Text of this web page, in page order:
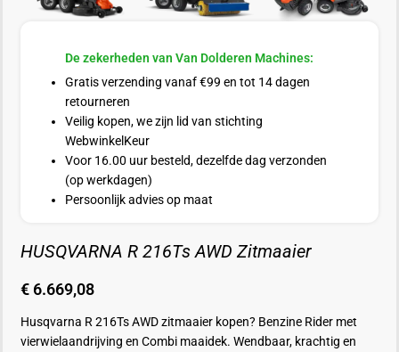
De zekerheden van Van Dolderen Machines:
Gratis verzending vanaf €99 en tot 14 dagen
retourneren
Veilig kopen, we zijn lid van stichting
WebwinkelKeur
Voor 16.00 uur besteld, dezelfde dag verzonden
(op werkdagen)
Persoonlijk advies op maat
HUSQVARNA R 216Ts AWD Zitmaaier
€ 6.669,08
Husqvarna R 216Ts AWD zitmaaier kopen? Benzine Rider met
vierwielaandrijving en Combi maaidek. Wendbaar, krachtig en